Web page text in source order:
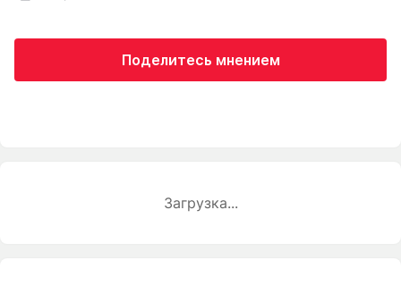
Поделитесь мнением
Загрузка...